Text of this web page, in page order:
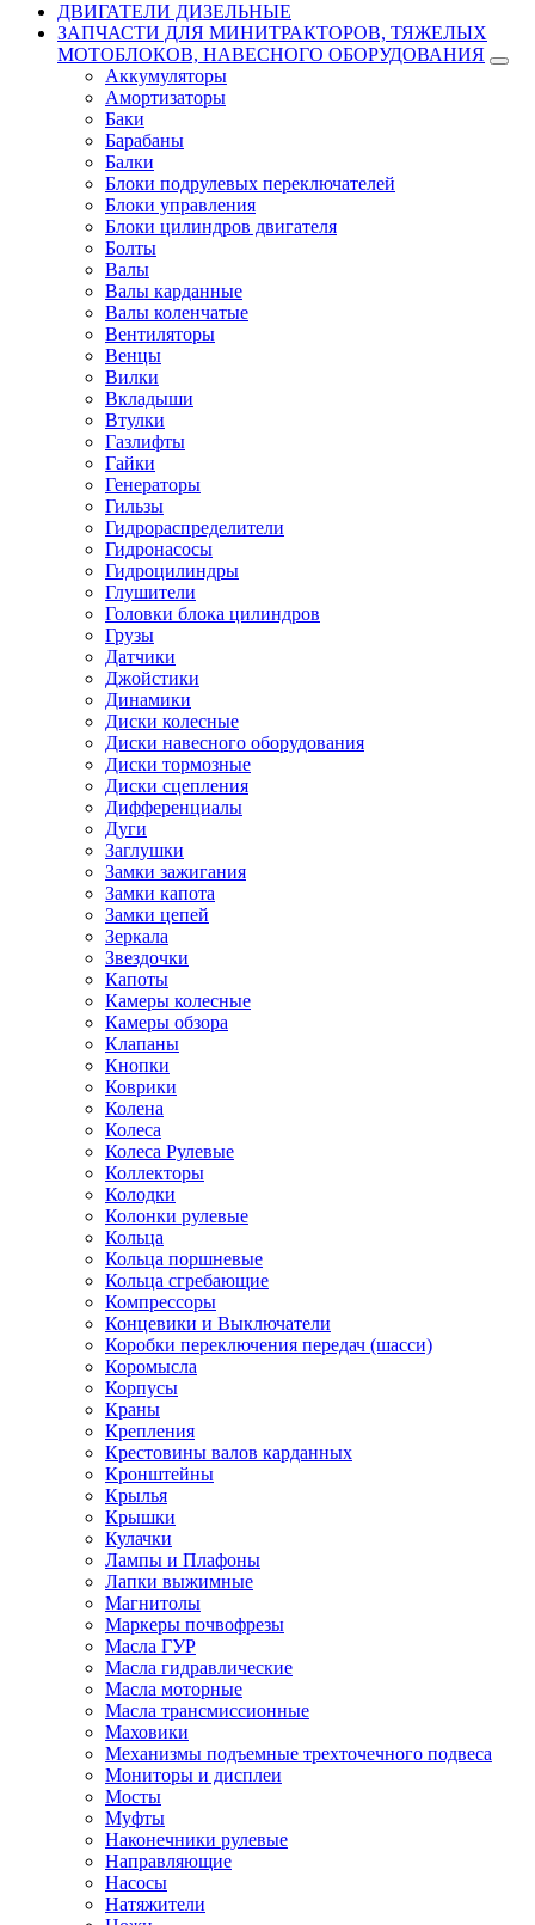
ДВИГАТЕЛИ ДИЗЕЛЬНЫЕ
ЗАПЧАСТИ ДЛЯ МИНИТРАКТОРОВ, ТЯЖЕЛЫХ
МОТОБЛОКОВ, НАВЕСНОГО ОБОРУДОВАНИЯ
Аккумуляторы
Амортизаторы
Баки
Барабаны
Балки
Блоки подрулевых переключателей
Блоки управления
Блоки цилиндров двигателя
Болты
Валы
Валы карданные
Валы коленчатые
Вентиляторы
Венцы
Вилки
Вкладыши
Втулки
Газлифты
Гайки
Генераторы
Гильзы
Гидрораспределители
Гидронасосы
Гидроцилиндры
Глушители
Головки блока цилиндров
Грузы
Датчики
Джойстики
Динамики
Диски колесные
Диски навесного оборудования
Диски тормозные
Диски сцепления
Дифференциалы
Дуги
Заглушки
Замки зажигания
Замки капота
Замки цепей
Зеркала
Звездочки
Капоты
Камеры колесные
Камеры обзора
Клапаны
Кнопки
Коврики
Колена
Колеса
Колеса Рулевые
Коллекторы
Колодки
Колонки рулевые
Кольца
Кольца поршневые
Кольца сгребающие
Компрессоры
Концевики и Выключатели
Коробки переключения передач (шасси)
Коромысла
Корпусы
Краны
Крепления
Крестовины валов карданных
Кронштейны
Крылья
Крышки
Кулачки
Лампы и Плафоны
Лапки выжимные
Магнитолы
Маркеры почвофрезы
Масла ГУР
Масла гидравлические
Масла моторные
Масла трансмиссионные
Маховики
Механизмы подъемные трехточечного подвеса
Мониторы и дисплеи
Мосты
Муфты
Наконечники рулевые
Направляющие
Насосы
Натяжители